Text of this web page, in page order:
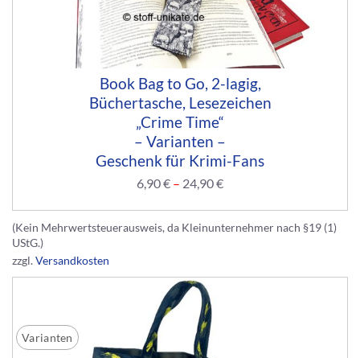
Book Bag to Go, 2-lagig,
Büchertasche, Lesezeichen
„Crime Time“
– Varianten –
Geschenk für Krimi-Fans
6,90€ – 24,90€
(Kein Mehrwertsteuerausweis, da Kleinunternehmer nach §19 (1)
UStG.)
zzgl.Versandkosten
Varianten